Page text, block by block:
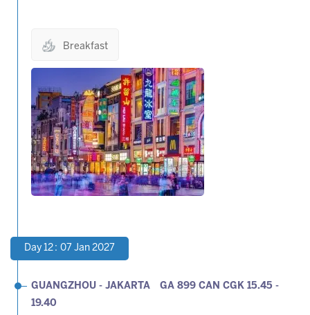
Breakfast
Day 12 : 07 Jan 2027
GUANGZHOU - JAKARTA GA 899 CAN CGK 15.45 -
19.40